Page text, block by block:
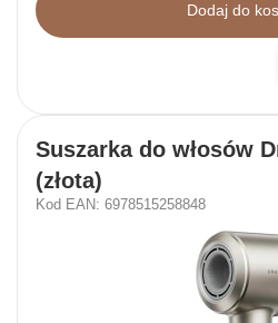
Dodaj do
Suszarka do włosów
(złota)
Kod EAN: 6978515258848